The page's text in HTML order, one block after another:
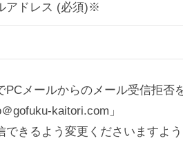
アドレス (必須)※
PCメールからのメール受信拒否
＠gofuku-kaitori.com」
できるよう変更くださいますよ